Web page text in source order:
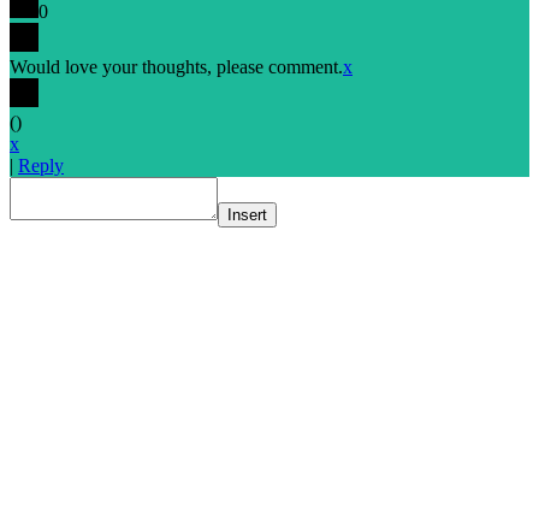
0
Would love your thoughts, please comment.x
()
x
| Reply
Insert